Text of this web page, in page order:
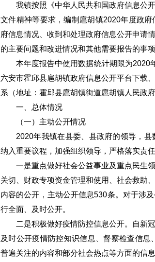
我镇按照《中华人民共和国政府信息公
文件精神等要求，编制扈胡镇2020年度政
府信息情况、收到和处理政府信息公开申请
的主要问题和改进情况和其他需要报告的事项
本年度报告中使用数据统计期限为2020
六安市霍邱县扈胡镇政府信息公开平台下载
系（地址：霍邱县扈胡镇街道扈胡镇人民政
一、总体情况
（一）主动公开情况
2020年我镇在县委、县政府的领导，
纳入重要议程，加强组织领导，严格落实责
一是重点做好社会公益事业及重点民生
关切、财政专项资金管理和使用、社会救助
内容的公开，主动公开信息530条。对于涉
行全面、及时公开。
二是积极做好疫情防控信息公开。自新
及时公开疫情防控知识信息、督察检查信
普遍关注的内容和部分社会热点等方面的信